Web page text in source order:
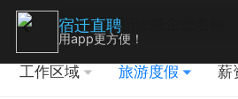
工作区域 旅游度假 薪
宿迁直聘
用app更方便！